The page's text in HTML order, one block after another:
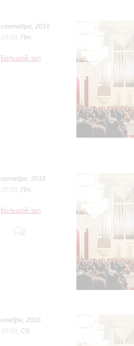
сентября 2016
20:00 Пт
Большой зал
октября 2016
20:00 Пт
Большой зал
ноября 2016
20:00 Сб